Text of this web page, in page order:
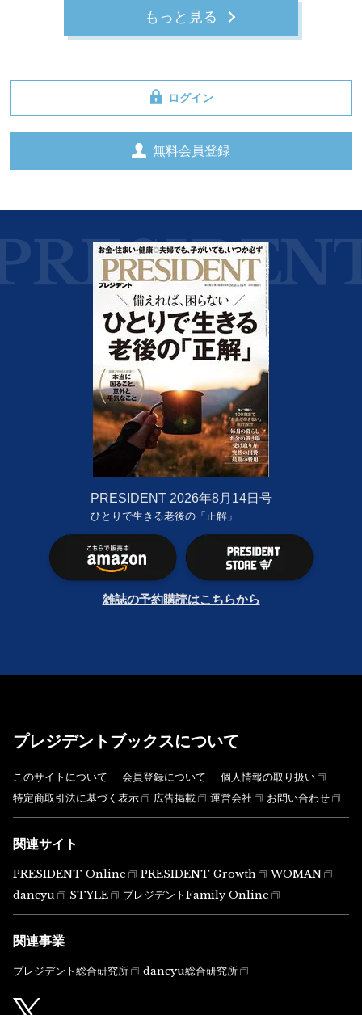
もっと見る
ログイン
無料会員登録
PRESIDENT 2026年8月14日号
ひとりで生きる老後の「正解」
雑誌の予約購読はこちらから
プレジデントブックスについて
このサイトについて 会員登録について
個人情報の取り扱い
特定商取引法に基づく表示
広告掲載 運営会社 お問い合わせ
関連サイト
PRESIDENT Online PRESIDENT Growth
WOMAN
dancyu
STYLE プレジデントFamily Online
関連事業
プレジデント総合研究所 dancyu総合研究所